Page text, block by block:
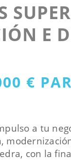
E
€
a tu
con la